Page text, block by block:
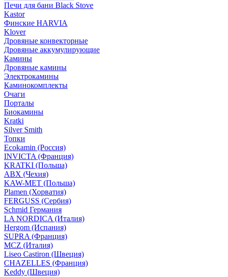
Печи для бани Black Stove
Kastor
Финские HARVIA
Klover
Дровяные конвекторные
Дровяные аккумулирующие
Камины
Дровяные камины
Электрокамины
Каминокомплекты
Очаги
Порталы
Биокамины
Kratki
Silver Smith
Топки
Ecokamin (Россия)
INVICTA (Франция)
KRATKI (Польша)
ABX (Чехия)
KAW-MET (Польша)
Plamen (Хорватия)
FERGUSS (Сербия)
Schmid Германия
LA NORDICA (Италия)
Hergom (Испания)
SUPRA (Франция)
MCZ (Италия)
Liseo Castiron (Швеция)
CHAZELLES (Франция)
Keddy (Швеция)